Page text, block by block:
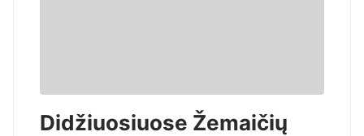
Didžiuosiuose Žemaičių